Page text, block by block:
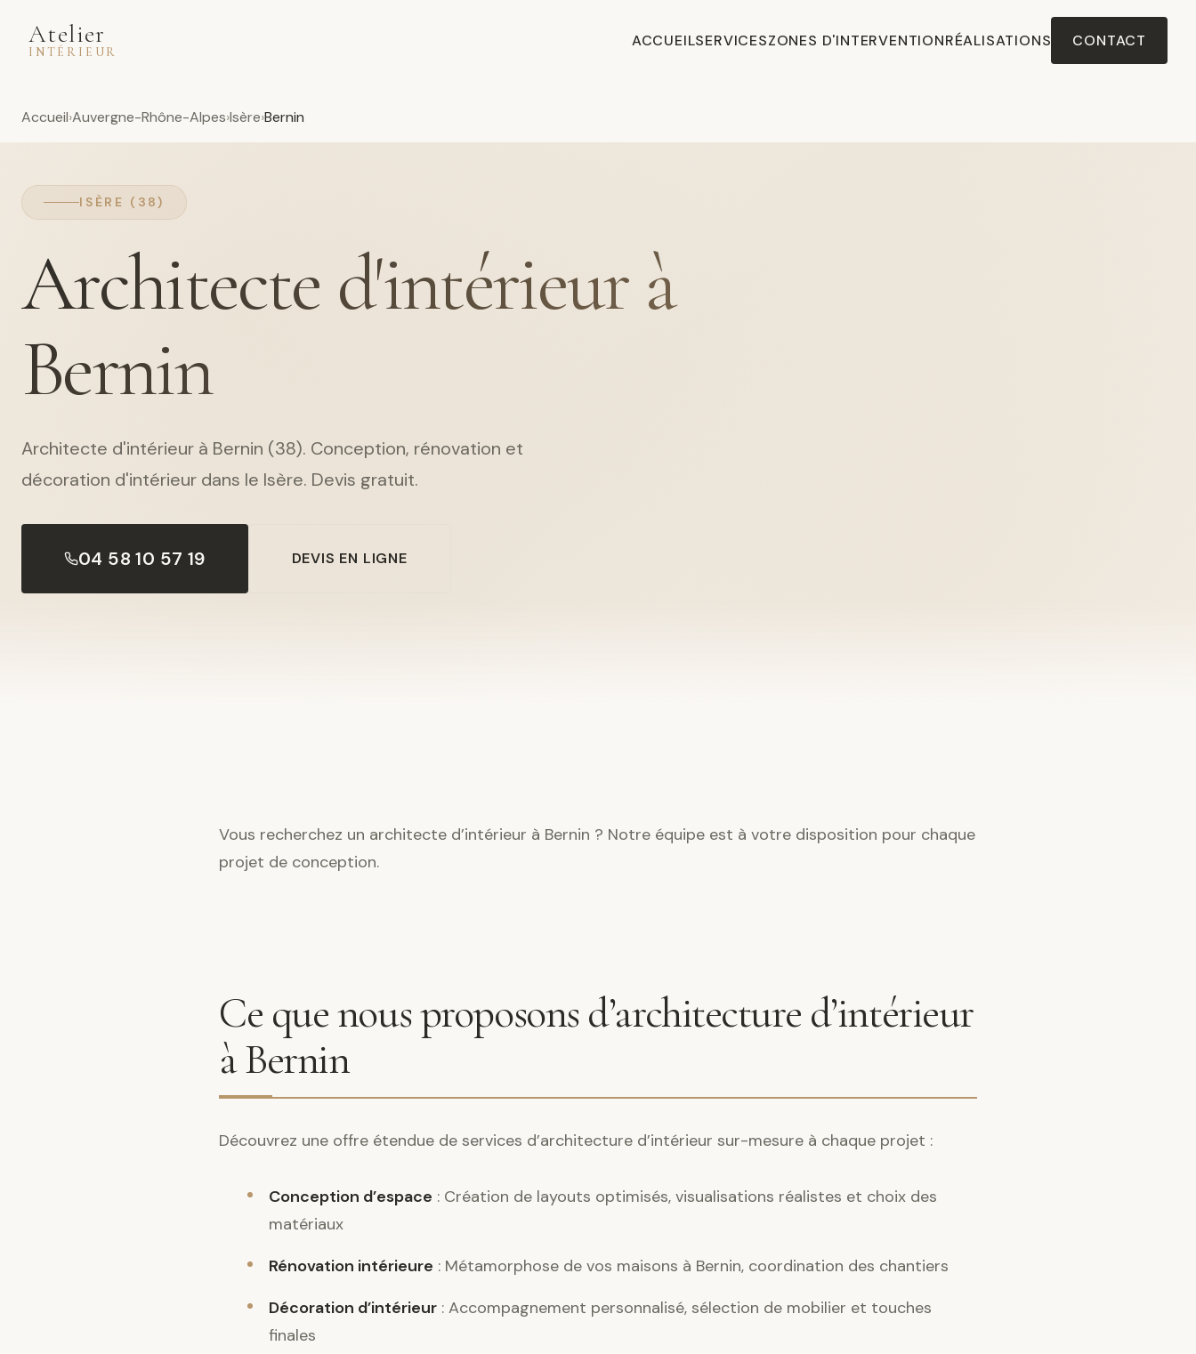
Atelier
INTÉRIEUR
ACCUEILSERVICESZONES D'INTERVENTIONRÉALISATIONS CONTACT
Accueil Auvergne-Rhône-Alpes Isère Bernin
ISÈRE (38)
Architecte d'intérieur à
Bernin
Architecte d'intérieur à Bernin (38). Conception, rénovation et
décoration d'intérieur dans le Isère. Devis gratuit.
04 58 10 57 19 DEVIS EN LIGNE
Vous recherchez un architecte d’intérieur à Bernin ? Notre équipe est à votre disposition pour chaque
projet de conception.
Ce que nous proposons d’architecture d’intérieur
à Bernin
Découvrez une offre étendue de services d’architecture d’intérieur sur-mesure à chaque projet :
Conception d’espace : Création de layouts optimisés, visualisations réalistes et choix des
matériaux
Rénovation intérieure : Métamorphose de vos maisons à Bernin, coordination des chantiers
Décoration d’intérieur : Accompagnement personnalisé, sélection de mobilier et touches
finales